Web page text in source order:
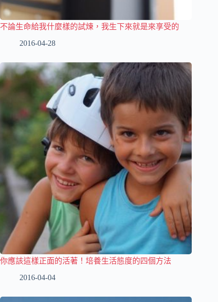
不論生命給我什麼樣的試煉，我生下來就是來享受的
2016-04-28
你應該這樣正面的活著！培養生活態度的四個方法
2016-04-04